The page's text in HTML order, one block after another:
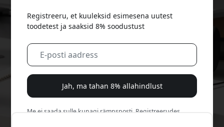
Registreeru, et kuuleksid esimesena uutest
toodetest ja saaksid 8% soodustust
Jah, ma tahan 8% allahindlust
Me ei saada sulle kunagi rämpsposti. Registreerudes
Kasuta seda koodi kassas, et saada 8%
allahindlust.